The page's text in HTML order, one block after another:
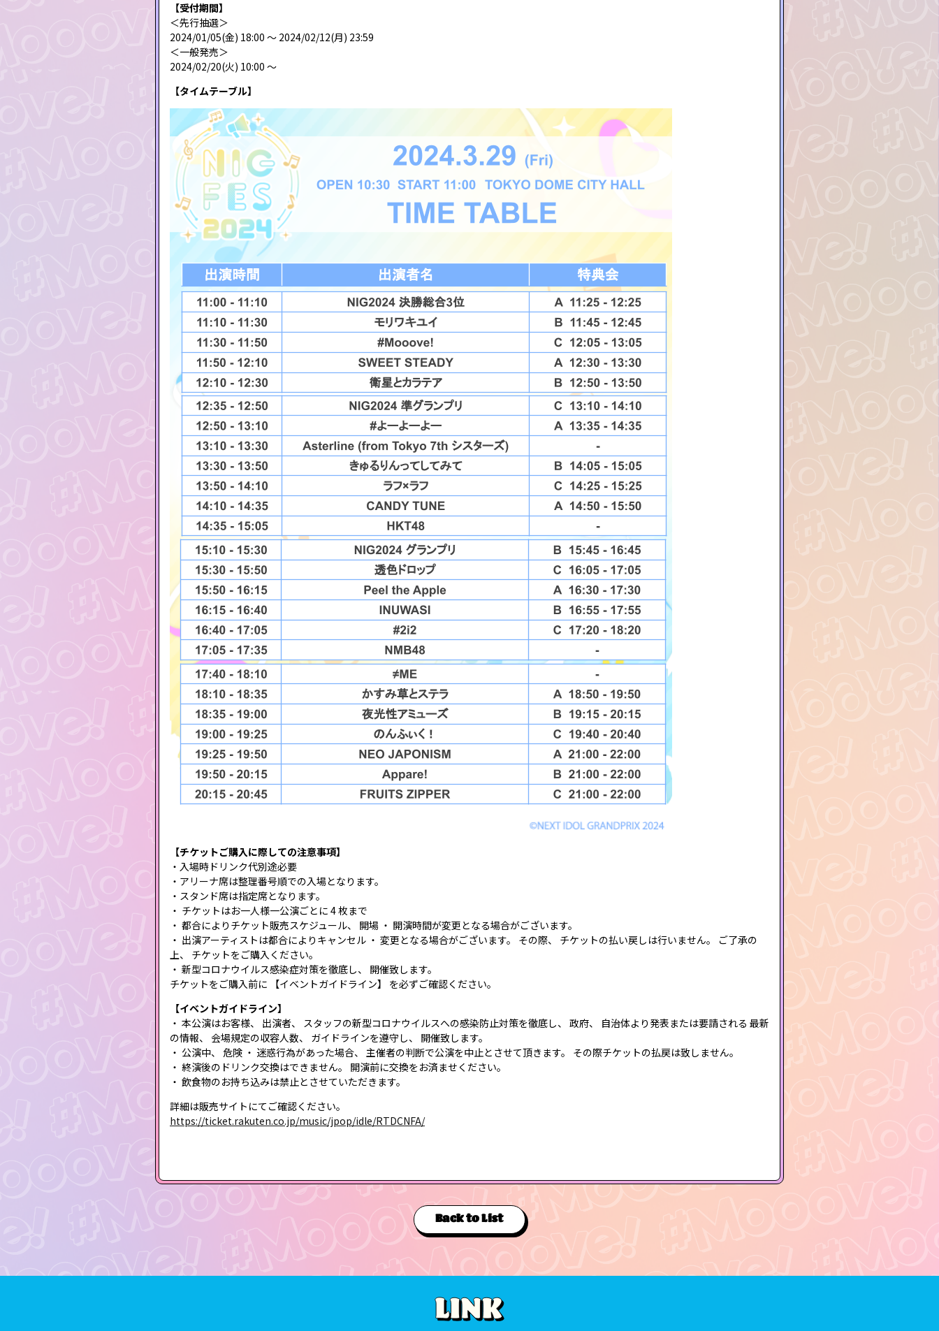
【受付期間】
＜先行抽選＞
2024/01/05(金) 18:00 〜 2024/02/12(月) 23:59
＜一般発売＞
2024/02/20(火) 10:00 〜
【タイムテーブル】
【チケットご購入に際しての注意事項】
・入場時ドリンク代別途必要
・アリーナ席は整理番号順での入場となります。
・スタンド席は指定席となります。
・ チケットはお一人様一公演ごとに 4 枚まで
・ 都合によりチケット販売スケジュール、 開場 ・ 開演時間が変更となる場合がございます。
・ 出演アーティストは都合によりキャンセル ・ 変更となる場合がございます。 その際、 チケットの払い戻しは行いません。 ご了承の
上、 チケットをご購入ください。
・ 新型コロナウイルス感染症対策を徹底し、 開催致します。
チケットをご購入前に 【イベントガイドライン】 を必ずご確認ください。
【イベントガイドライン】
・ 本公演はお客様、 出演者、 スタッフの新型コロナウイルスへの感染防止対策を徹底し、 政府、 自治体より発表または要請される 最新
の情報、 会場規定の収容人数、 ガイドラインを遵守し、 開催致します。
・ 公演中、 危険 ・ 迷惑行為があった場合、 主催者の判断で公演を中止とさせて頂きます。 その際チケットの払戻は致しません。
・ 終演後のドリンク交換はできません。 開演前に交換をお済ませください。
・ 飲食物のお持ち込みは禁止とさせていただきます。
詳細は販売サイトにてご確認ください。
https://ticket.rakuten.co.jp/music/jpop/idle/RTDCNFA/
Back to List